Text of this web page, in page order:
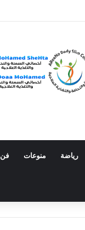
رياضة منوعات فن